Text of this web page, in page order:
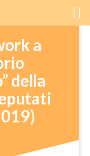
a
della